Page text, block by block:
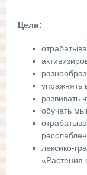
Цели:
упражнять
развивать
обучать
лексико-
«Растения